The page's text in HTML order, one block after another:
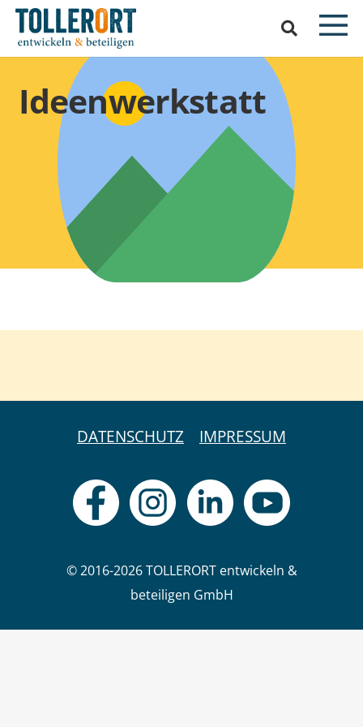
Ideenwerkstatt
DATENSCHUTZ IMPRESSUM
© 2016-2026 TOLLERORT entwickeln &
beteiligen GmbH